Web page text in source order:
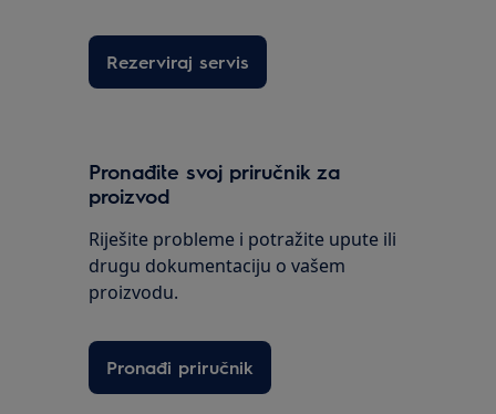
Rezerviraj servis
Pronađite svoj priručnik za
proizvod
Riješite probleme i potražite upute ili
drugu dokumentaciju o vašem
proizvodu.
Pronađi priručnik